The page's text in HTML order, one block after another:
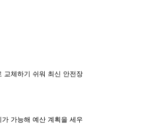
교체하기 쉬워 최신 안전장
가능해 예산 계획을 세우